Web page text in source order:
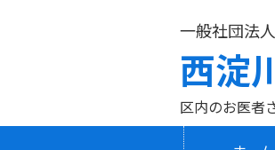
一般社団法人
西淀
区内のお医者